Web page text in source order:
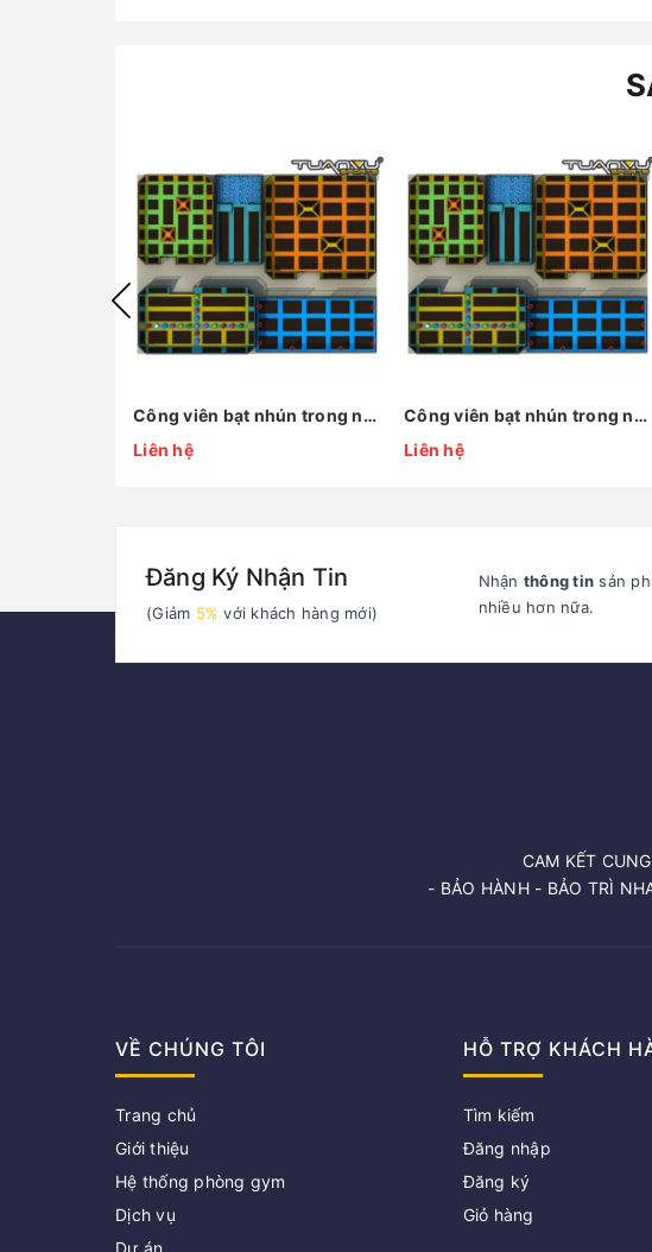
Công viên bạt nhún trong nhà KP-BC141211-2
Liên hệ
Công viên bạt nhún trong nhà KP-BC160816 (2)
Liên hệ
Đăng Ký Nhận Tin
(Giảm 5% với khách hàng mới)
Nhận thông tin sản
nhiều hơn nữa.
CAM KẾT
- BẢO HÀNH - BẢO TRÌ
VỀ CHÚNG TÔI
Trang chủ
Giới thiệu
Hệ thống phòng gym
Dịch vụ
Dự án
HỖ TRỢ KHÁCH
Tìm kiếm
Đăng nhập
Đăng ký
Giỏ hàng